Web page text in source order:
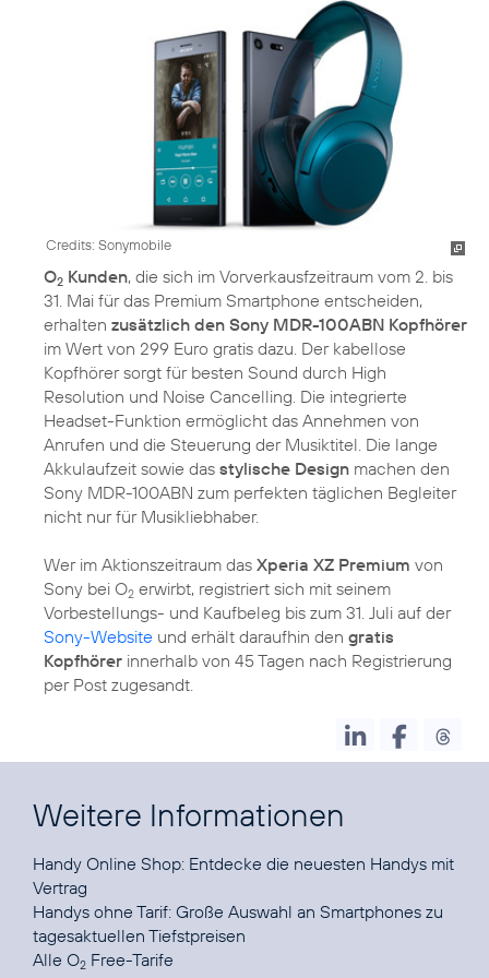
Credits: Sonymobile
O2 Kunden, die sich im Vorverkausfzeitraum vom 2. bis
31. Mai für das Premium Smartphone entscheiden,
erhalten zusätzlich den Sony MDR-100ABN Kopfhörer
im Wert von 299 Euro gratis dazu. Der kabellose
Kopfhörer sorgt für besten Sound durch High
Resolution und Noise Cancelling. Die integrierte
Headset-Funktion ermöglicht das Annehmen von
Anrufen und die Steuerung der Musiktitel. Die lange
Akkulaufzeit sowie das stylische Design machen den
Sony MDR-100ABN zum perfekten täglichen Begleiter
nicht nur für Musikliebhaber.
Wer im Aktionszeitraum das Xperia XZ Premium von
Sony bei O2 erwirbt, registriert sich mit seinem
Vorbestellungs- und Kaufbeleg bis zum 31. Juli auf der
Sony-Website und erhält daraufhin den gratis
Kopfhörer innerhalb von 45 Tagen nach Registrierung
per Post zugesandt.
Weitere Informationen
Handy Online Shop: Entdecke die neuesten Handys mit
Vertrag
Handys ohne Tarif: Große Auswahl an Smartphones zu
tagesaktuellen Tiefstpreisen
Alle O2 Free-Tarife